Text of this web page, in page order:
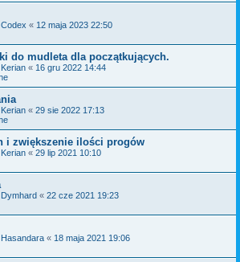
Codex « 12 maja 2023 22:50
do mudleta dla początkujących.
Kerian « 16 gru 2022 14:44
Kerian « 29 sie 2022 17:13
i zwiększenie ilości progów
Kerian « 29 lip 2021 10:10
Dymhard « 22 cze 2021 19:23
Hasandara « 18 maja 2021 19:06